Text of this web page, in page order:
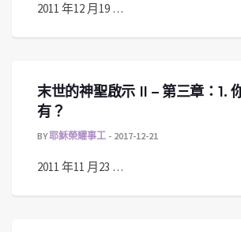
2011 年12 月19 …
末世的神聖啟示 II – 第三章：1.
有？
BY耶穌榮耀事工 2017-12-21
2011 年11 月23 …